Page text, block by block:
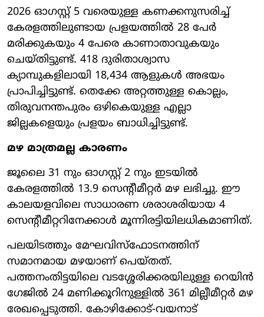
2026 ഓഗസ്റ്റ് 5 വരെയുള്ള കണക്കനുസരിച്ച്
കേരളത്തിലുണ്ടായ പ്രളയത്തിൽ 28 പേർ
മരിക്കുകയും 4 പേരെ കാണാതാവുകയും
ചെയ്തിട്ടുണ്ട്. 418 ദുരിതാശ്വാസ
ക്യാമ്പുകളിലായി 18,434 ആളുകൾ അഭയം
പ്രാപിച്ചിട്ടുണ്ട്. തെക്കേ അറ്റത്തുള്ള കൊല്ലം,
തിരുവനന്തപുരം ഒഴികെയുള്ള എല്ലാ
ജില്ലകളെയും പ്രളയം ബാധിച്ചിട്ടുണ്ട്.
മഴ മാത്രമല്ല കാരണം
ജൂലൈ 31 നും ഓഗസ്റ്റ് 2 നും ഇടയിൽ
കേരളത്തിൽ 13.9 സെന്റീമീറ്റർ മഴ ലഭിച്ചു. ഈ
കാലയളവിലെ സാധാരണ ശരാശരിയായ 4
സെന്റീമീറ്ററിനേക്കാൾ മൂന്നിരട്ടിയിലധികമാണിത്.
പലയിടത്തും മേഘവിസ്ഫോടനത്തിന്
സമാനമായ മഴയാണ് പെയ്തത്.
പത്തനംതിട്ടയിലെ വടശ്ശേരിക്കരയിലുള്ള റെയിൻ
ഗേജിൽ 24 മണിക്കൂറിനുള്ളിൽ 361 മില്ലീമീറ്റർ മഴ
രേഖപ്പെടുത്തി. കോഴിക്കോട്-വയനാട്